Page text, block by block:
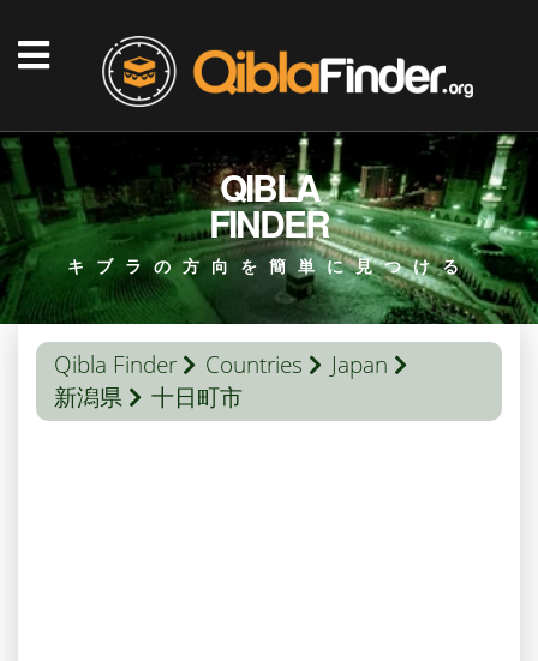
QIBLA
FINDER
キブラの方向を簡単に見つける
Qibla Finder Countries
Japan
新潟県
十日町市